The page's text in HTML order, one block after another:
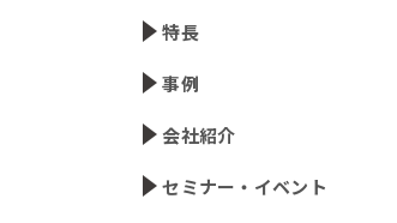
特長
事例
会社紹介
セミナー・イベント